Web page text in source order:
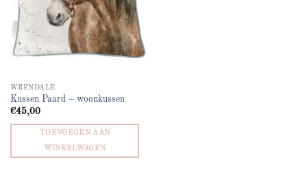
WRENDALE
Kussen Paard – woonkussen
€45,00
TOEVOEGEN AAN
WINKELWAGEN